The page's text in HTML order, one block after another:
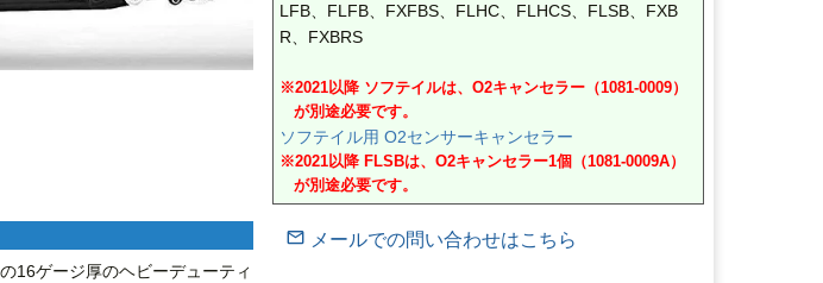
16ゲージ厚のヘビーデューティ
LFB、FLFB、FXFBS、FLHC、FLHCS、FLSB、FXB
R、FXBRS
※2021以降 ソフテイルは、O2キャンセラー（1081-0009）
が別途必要です。
ソフテイル用 O2センサーキャンセラー
※2021以降 FLSBは、O2キャンセラー1個（1081-0009A）
が別途必要です。